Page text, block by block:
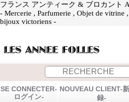
フランス アンティーク & ブロカント
- Mercerie , Parfumerie , Objet de vitrine
bijoux victoriens -
SE CONNECTER-
ログイン-
NOUVEAU CLIENT-
録-